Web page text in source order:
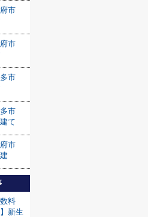
市
市
市
市
て
市
数料
】新生